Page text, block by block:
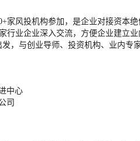
家风投机构参加，是企业对接资本绝
行业企业深入交流，方便企业建立业
，与创业导师、投资机构、业内专
中心
司